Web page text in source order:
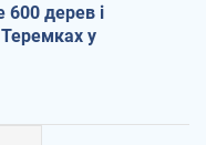
600 дерев і
у